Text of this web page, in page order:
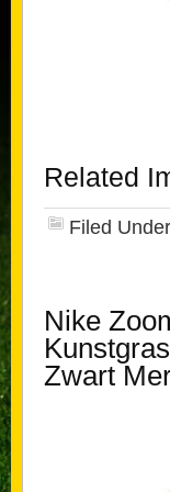
Related
Filed
Nike
Zwart